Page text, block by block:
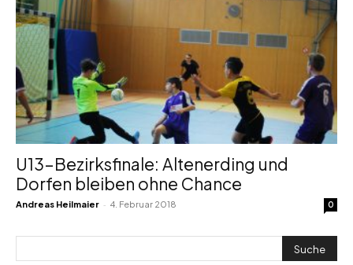
U13-Bezirksfinale: Altenerding und
Dorfen bleiben ohne Chance
Andreas Heilmaier - 4. Februar 2018 0